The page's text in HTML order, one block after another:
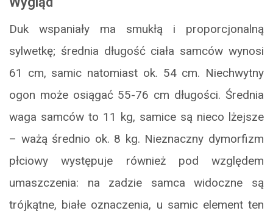
Duk wspaniały ma smukłą i proporcjonalną
sylwetkę; średnia długość ciała samców wynosi
61 cm, samic natomiast ok. 54 cm. Niechwytny
ogon może osiągać 55-76 cm długości. Średnia
waga samców to 11 kg, samice są nieco lżejsze
– ważą średnio ok. 8 kg. Nieznaczny dymorfizm
płciowy występuje również pod względem
umaszczenia: na zadzie samca widoczne są
trójkątne, białe oznaczenia, u samic element ten